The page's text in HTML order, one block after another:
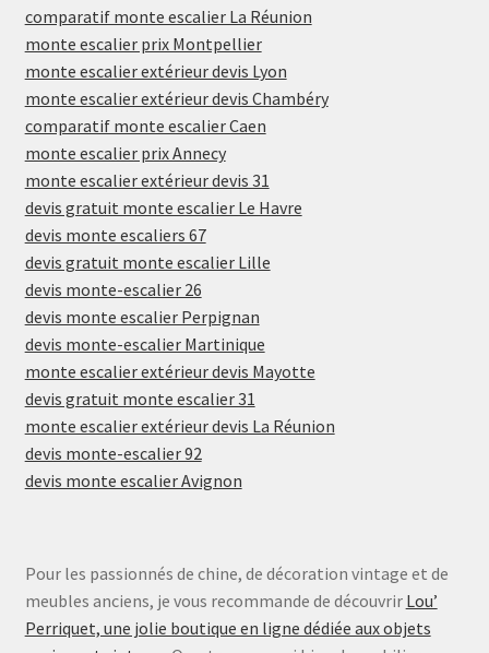
comparatif monte escalier La Réunion
monte escalier prix Montpellier
monte escalier extérieur devis Lyon
monte escalier extérieur devis Chambéry
comparatif monte escalier Caen
monte escalier prix Annecy
monte escalier extérieur devis 31
devis gratuit monte escalier Le Havre
devis monte escaliers 67
devis gratuit monte escalier Lille
devis monte-escalier 26
devis monte escalier Perpignan
devis monte-escalier Martinique
monte escalier extérieur devis Mayotte
devis gratuit monte escalier 31
monte escalier extérieur devis La Réunion
devis monte-escalier 92
devis monte escalier Avignon
Pour les passionnés de chine, de décoration vintage et de
meubles anciens, je vous recommande de découvrir Lou’
Perriquet, une jolie boutique en ligne dédiée aux objets